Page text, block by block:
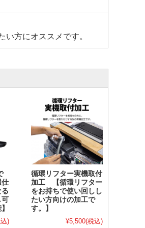
方にオススメです。
仕
可
)
循環リフター実機取付
加工 【循環リフター
をお持ちで使い回しし
たい方向けの加工で
す。】
¥5,500(税込)